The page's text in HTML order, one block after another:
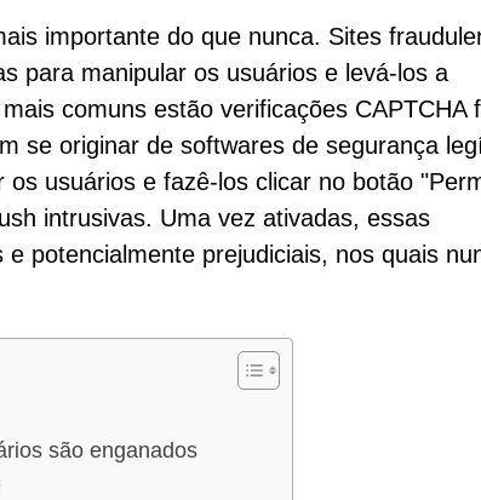
importante do que nunca. Sites
para manipular os usuários e levá-los a
comuns estão verificações CAPTCHA
se originar de softwares de segurança
usuários e fazê-los clicar no botão
intrusivas. Uma vez ativadas, essas
potencialmente prejudiciais, nos quais
são enganados